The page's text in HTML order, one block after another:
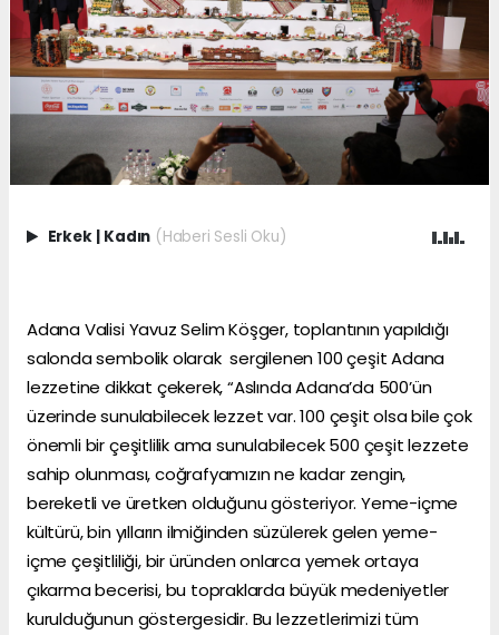
Erkek Kadın (Haberi Sesli Oku)
Adana Valisi Yavuz Selim Köşger, toplantının yapıldığı
salonda sembolik olarak sergilenen 100 çeşit Adana
lezzetine dikkat çekerek, “Aslında Adana’da 500’ün
üzerinde sunulabilecek lezzet var. 100 çeşit olsa bile çok
önemli bir çeşitlilik ama sunulabilecek 500 çeşit lezzete
sahip olunması, coğrafyamızın ne kadar zengin,
bereketli ve üretken olduğunu gösteriyor. Yeme-içme
kültürü, bin yılların ilmiğinden süzülerek gelen yeme-
içme çeşitliliği, bir üründen onlarca yemek ortaya
çıkarma becerisi, bu topraklarda büyük medeniyetler
kurulduğunun göstergesidir. Bu lezzetlerimizi tüm